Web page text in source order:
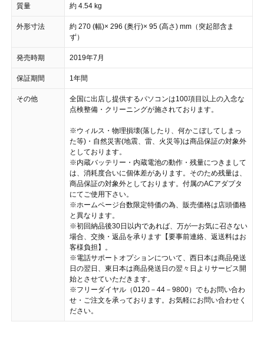
質量 約 4.54 kg
外形寸法
約 270 (幅)× 296 (奥行)× 95 (高さ) mm（突起部含ま
ず）
発売時期 2019年7月
保証期間 1年間
その他
全国に出店し提供するパソコンは100項目以上の入念な
点検整備・クリーニングが施されております。
※ウィルス・物理損壊(落したり、何かこぼしてしまっ
た等)・自然災害(地震、雷、火災等)は商品保証の対象外
としております。
※内蔵バッテリー・内蔵電池の動作・残量につきまして
は、消耗度合いに個体差があります。そのため残量は、
商品保証の対象外としております。付属のACアダプタ
にてご使用下さい。
※ホームページ台数限定特価の為、販売価格は店頭価格
と異なります。
※初回納品後30日以内であれば、万が一お気に召さない
場合、交換・返品を承ります【要事前連絡、返送料はお
客様負担】。
※電話サポートオプションについて、西日本は商品発送
日の翌日、東日本は商品発送日の翌々日よりサービス開
始とさせていただきます。
※フリーダイヤル（0120－44－9800）でもお問い合わ
せ・ご注文を承っております。お気軽にお問い合わせく
ださい。